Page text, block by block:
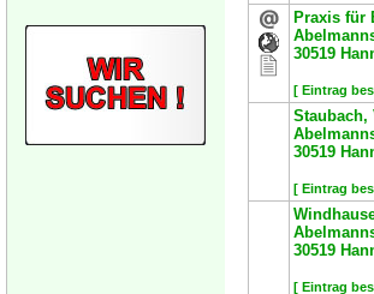
Praxis für
30519
[ Eintrag
Staubach,
30519
[ Eintrag
30519
[ Eintrag